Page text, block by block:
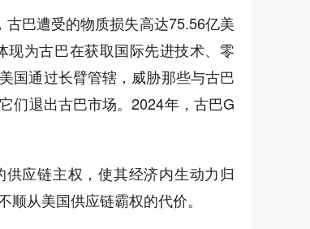
巴遭受的物质损失高达75.56亿美
现为古巴在获取国际先进技术、零
国通过长臂管辖，威胁那些与古巴
们退出古巴市场。2024年，古巴G
应链主权，使其经济内生动力归
从美国供应链霸权的代价。